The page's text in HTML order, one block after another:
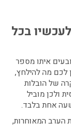
בכל
איתו מספר
מה להילחץ,
של הובלות
ולכן מוביל
שעה אחת בלבד.
הערב המאוחרות,